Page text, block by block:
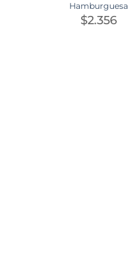
Hamburguesa
$2.356